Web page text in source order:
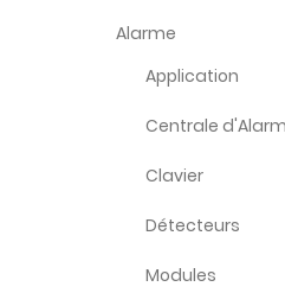
Alarme
Application
Centrale
Clavier
Détecteurs
Modules